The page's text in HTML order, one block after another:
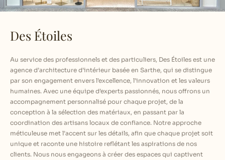
Des Étoiles
Au service des professionnels et des particuliers, Des Étoiles est une
agence d’architecture d’intérieur basée en Sarthe, qui se distingue
par son engagement envers l’excellence, l’innovation et les valeurs
humaines. Avec une équipe d’experts passionnés, nous offrons un
accompagnement personnalisé pour chaque projet, de la
conception à la sélection des matériaux, en passant par la
coordination des artisans locaux de confiance. Notre approche
méticuleuse met l’accent sur les détails, afin que chaque projet soit
unique et raconte une histoire reflétant les aspirations de nos
clients. Nous nous engageons à créer des espaces qui captivent